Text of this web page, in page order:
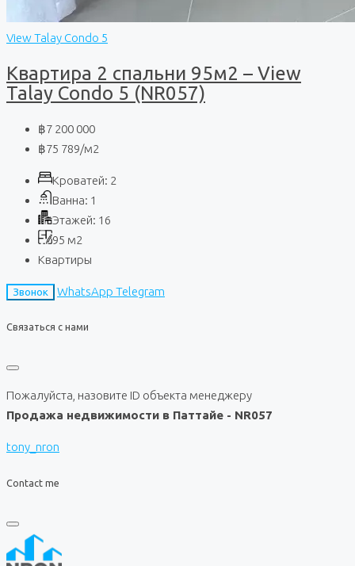
View Talay Condo 5
Квартира 2 спальни 95м2 – View
Talay Condo 5 (NR057)
฿7 200 000
฿75 789/м2
Кроватей: 2
Ванна: 1
Этажей: 16
95 м2
Квартиры
Звонок WhatsApp Telegram
Связаться с нами
Пожалуйста, назовите ID объекта менеджеру
Продажа недвижимости в Паттайе - NR057
tony_nron
Contact me